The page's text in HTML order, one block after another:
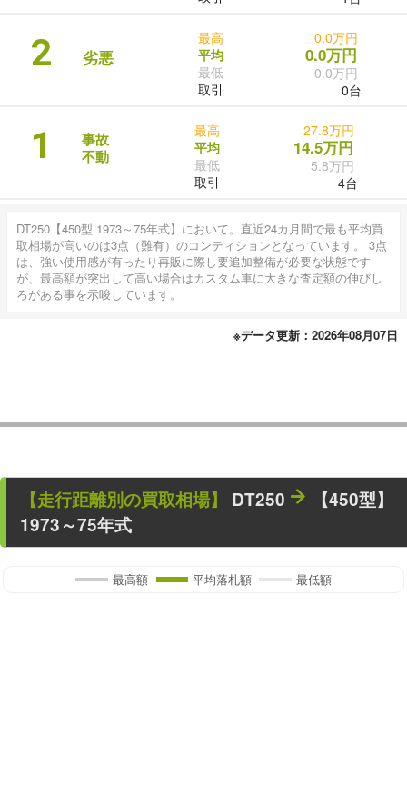
2 劣悪
最高
平均
最低
取引
0.0万円
0.0万円
0.0万円
0台
1
事故
不動
最高
平均
最低
取引
27.8万円
14.5万円
5.8万円
4台
DT250【450型 1973～75年式】において。直近24カ月間で最も平均買
取相場が高いのは3点（難有）のコンディションとなっています。 3点
は、強い使用感が有ったり再販に際し要追加整備が必要な状態です
が、最高額が突出して高い場合はカスタム車に大きな査定額の伸びし
ろがある事を示唆しています。
※データ更新：2026年08月07日
【走行距離別の買取相場】 DT250
【450型】
1973～75年式
最高額 平均落札額 最低額